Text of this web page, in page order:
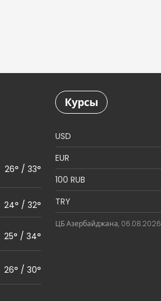
26° / 33°
24° / 32°
25° / 34°
26° / 30°
Курсы
USD
EUR
100 RUB
TRY
ЦБ Азербайджана, 06.08.2026